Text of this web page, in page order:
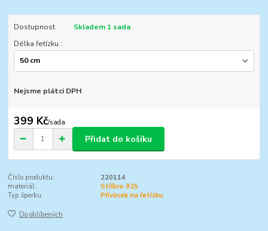
Dostupnost
Skladem 1 sada
Délka řetízku :
Nejsme plátci DPH
399 Kč/sada
Přidat do košíku
Číslo produktu:
220114
materiál:
Stříbro 925
Typ šperku:
Přívěsek na řetízku
Do oblíbených